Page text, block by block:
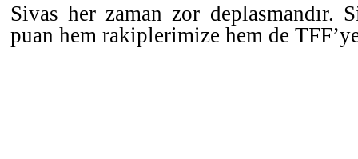
Sivas her zaman zor deplasmandır.
puan hem rakiplerimize hem de